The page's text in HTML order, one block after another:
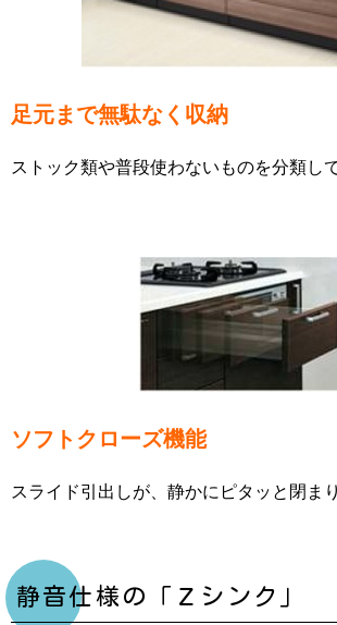
足元まで無駄なく収納
ストック類や普段使わないものを分類し
ソフトクローズ機能
スライド引出しが、静かにピタッと閉まり
静音仕様の「Ｚシンク」